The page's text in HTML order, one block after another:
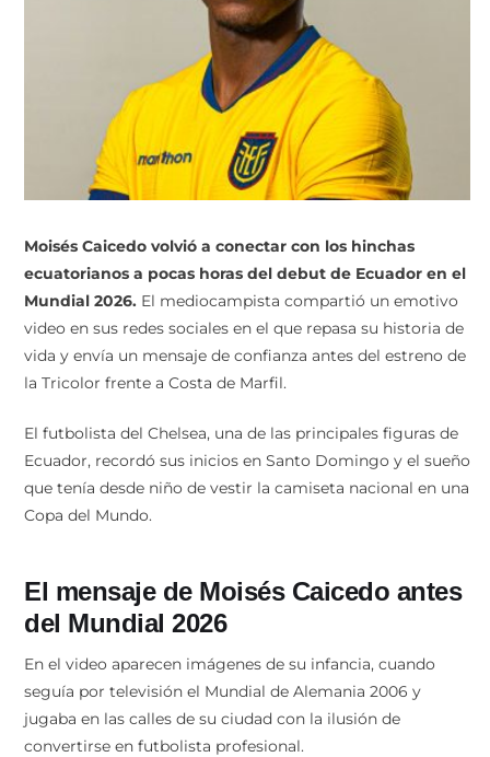
Moisés Caicedo volvió a conectar con los hinchas
ecuatorianos a pocas horas del debut de Ecuador en el
Mundial 2026. El mediocampista compartió un emotivo
video en sus redes sociales en el que repasa su historia de
vida y envía un mensaje de confianza antes del estreno de
la Tricolor frente a Costa de Marfil.
El futbolista del Chelsea, una de las principales figuras de
Ecuador, recordó sus inicios en Santo Domingo y el sueño
que tenía desde niño de vestir la camiseta nacional en una
Copa del Mundo.
El mensaje de Moisés Caicedo antes
del Mundial 2026
En el video aparecen imágenes de su infancia, cuando
seguía por televisión el Mundial de Alemania 2006 y
jugaba en las calles de su ciudad con la ilusión de
convertirse en futbolista profesional.